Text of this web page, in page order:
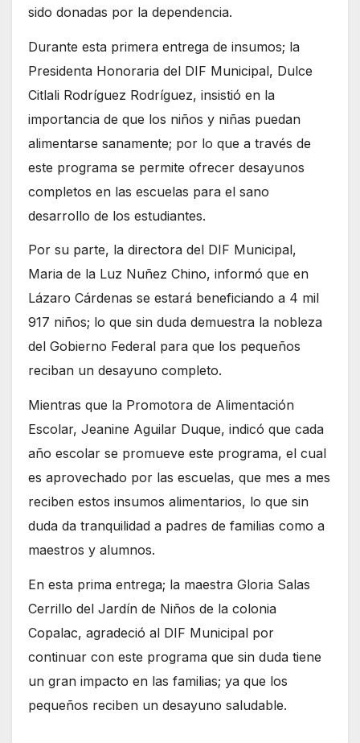
sido donadas por la dependencia.
Durante esta primera entrega de insumos; la
Presidenta Honoraria del DIF Municipal, Dulce
Citlali Rodríguez Rodríguez, insistió en la
importancia de que los niños y niñas puedan
alimentarse sanamente; por lo que a través de
este programa se permite ofrecer desayunos
completos en las escuelas para el sano
desarrollo de los estudiantes.
Por su parte, la directora del DIF Municipal,
Maria de la Luz Nuñez Chino, informó que en
Lázaro Cárdenas se estará beneficiando a 4 mil
917 niños; lo que sin duda demuestra la nobleza
del Gobierno Federal para que los pequeños
reciban un desayuno completo.
Mientras que la Promotora de Alimentación
Escolar, Jeanine Aguilar Duque, indicó que cada
año escolar se promueve este programa, el cual
es aprovechado por las escuelas, que mes a mes
reciben estos insumos alimentarios, lo que sin
duda da tranquilidad a padres de familias como a
maestros y alumnos.
En esta prima entrega; la maestra Gloria Salas
Cerrillo del Jardín de Niños de la colonia
Copalac, agradeció al DIF Municipal por
continuar con este programa que sin duda tiene
un gran impacto en las familias; ya que los
pequeños reciben un desayuno saludable.